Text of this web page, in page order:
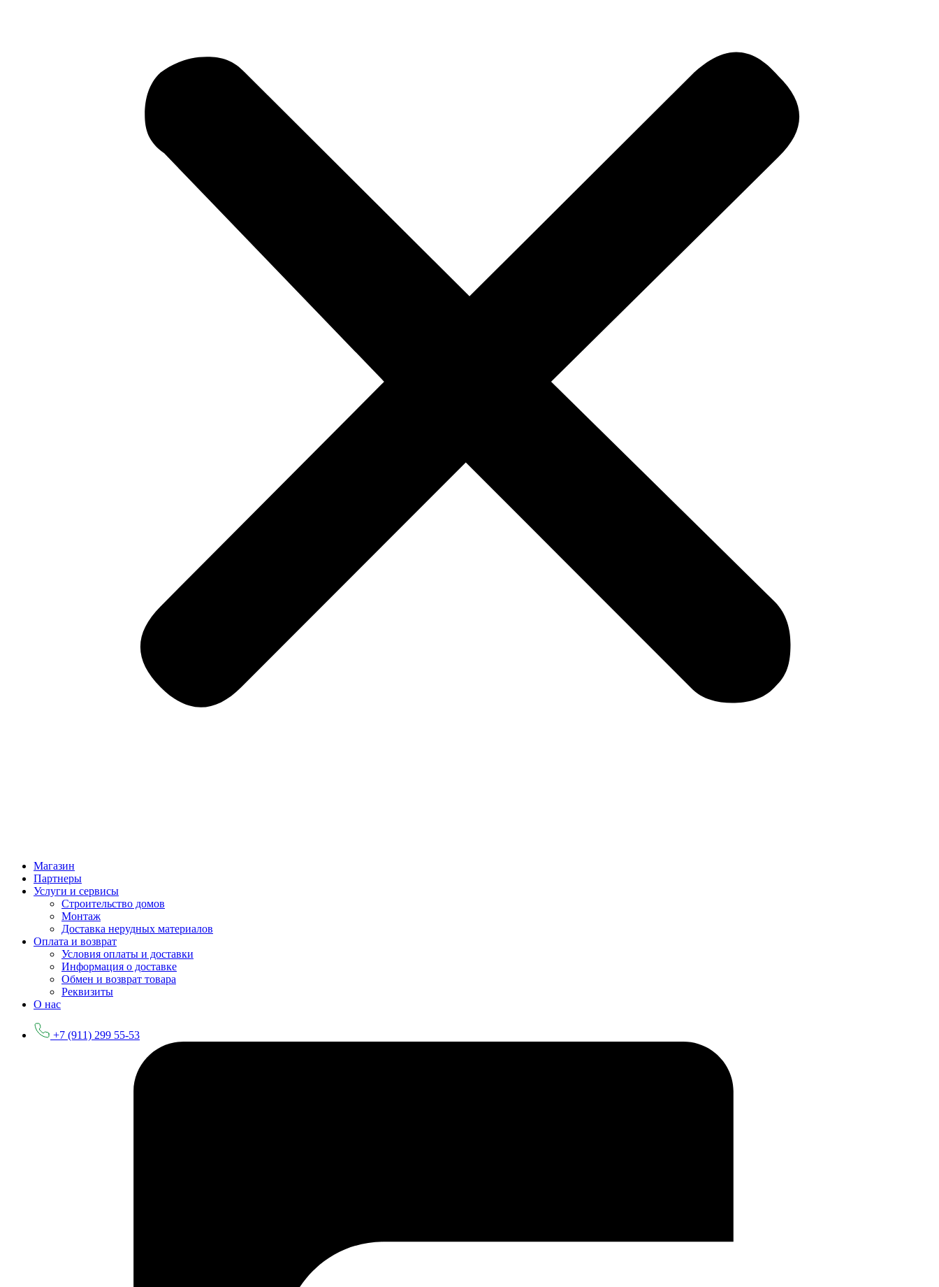
Магазин
Партнеры
Услуги и сервисы
Строительство домов
Монтаж
Доставка нерудных материалов
Оплата и возврат
Условия оплаты и доставки
Информация о доставке
Обмен и возврат товара
Реквизиты
О нас
+7 (911) 299 55-53